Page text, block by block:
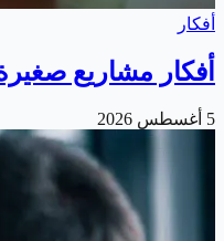
أفكار
أفكار مشاريع
5 أغسطس 2026